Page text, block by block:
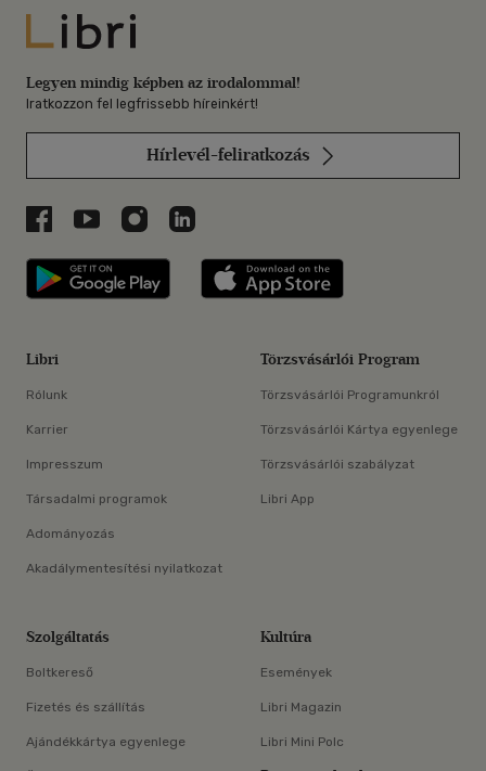
Libri
Legyen mindig képben az irodalommal!
Iratkozzon fel legfrissebb híreinkért!
Hírlevél-feliratkozás
Libri a Facebookon
Libri a Youtube-on
Libri az Instagramon
Libri a LinkedInen
Libri applikáció Szerezd meg: Google
Libri
Rólunk
Karrier
Impresszum
Társadalmi programok
Adományozás
Akadálymentesítési nyilatkozat
Törzsvásárlói Program
Törzsvásárlói Programunkról
Törzsvásárlói Kártya egyenlege
Törzsvásárlói szabályzat
Libri App
Szolgáltatás
Boltkereső
Fizetés és szállítás
Ajándékkártya egyenlege
Kultúra
Események
Libri Magazin
Libri Mini Polc